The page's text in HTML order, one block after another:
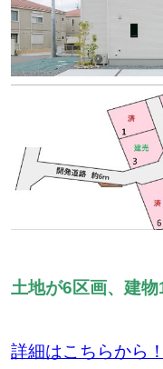
土地が6区画、建物
詳細はこちらから！